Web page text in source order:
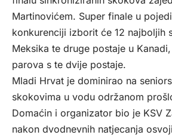
Martinovićem. Super finale u
konkurenciji izborit će 12 najboljih
Meksika te druge postaje u
parova s te dvije postaje.
Mladi Hrvat je dominirao na
skokovima u vodu održanom
Domaćin i organizator bio je KSV
nakon dvodnevnih natjecanja